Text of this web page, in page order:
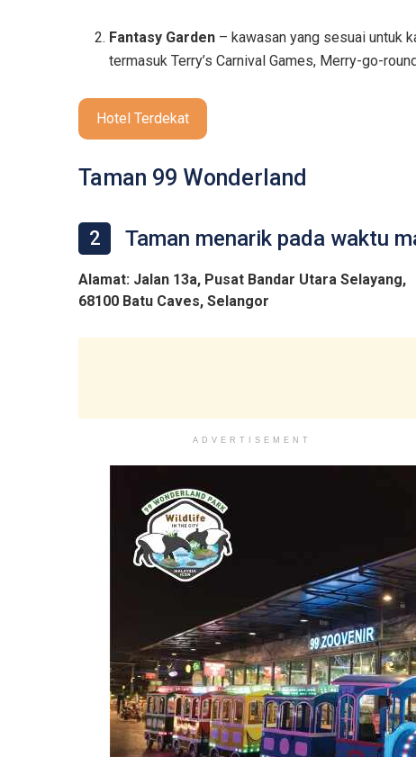
Fantasy Garden – kawasan yang sesuai untuk
termasuk Terry’s Carnival Games, Merry-go-
Hotel Terdekat
Taman 99 Wonderland
2 Taman menarik pada waktu
Alamat: Jalan 13a, Pusat Bandar Utara Selayang,
68100 Batu Caves, Selangor
ADVERTISEMENT